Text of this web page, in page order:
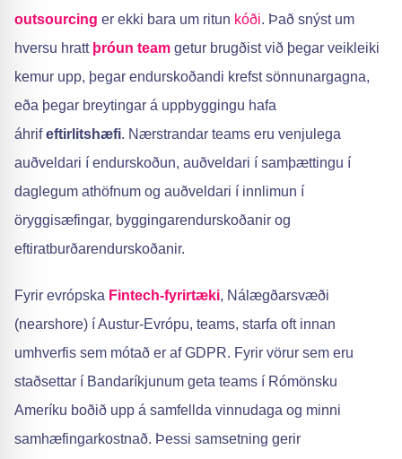
outsourcing er ekki bara um ritun kóði. Það snýst um
hversu hratt þróun team getur brugðist við þegar veikleiki
kemur upp, þegar endurskoðandi krefst sönnunargagna,
eða þegar breytingar á uppbyggingu hafa
áhrifeftirlitshæfi. Nærstrandar teams eru venjulega
auðveldari í endurskoðun, auðveldari í samþættingu í
daglegum athöfnum og auðveldari í innlimun í
öryggisæfingar, byggingarendurskoðanir og
eftiratburðarendurskoðanir.
Fyrir evrópska Fintech-fyrirtæki, Nálægðarsvæði
(nearshore) í Austur-Evrópu, teams, starfa oft innan
umhverfis sem mótað er af GDPR. Fyrir vörur sem eru
staðsettar í Bandaríkjunum geta teams í Rómönsku
Ameríku boðið upp á samfellda vinnudaga og minni
samhæfingarkostnað. Þessi samsetning gerir